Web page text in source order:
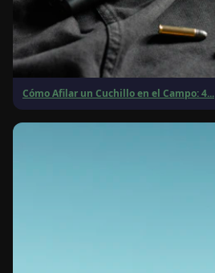
Cómo Afilar un Cuchillo en el Campo: 4...